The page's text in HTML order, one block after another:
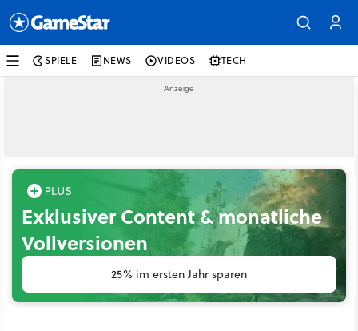
SPIELE NEWS VIDEOS TECH
Exklusiver Content & monatliche
Vollversionen
25% im ersten Jahr sparen